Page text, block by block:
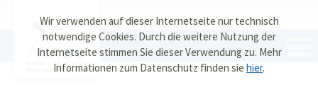
Wir verwenden auf dieser Internetseite nur technisch
notwendige Cookies. Durch die weitere Nutzung der
Internetseite stimmen Sie dieser Verwendung zu. Mehr
Informationen zum Datenschutz finden sie hier.
Naturschutzstation
Herrenhaide